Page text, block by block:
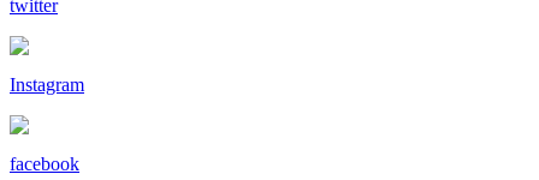
twitter
Instagram
facebook